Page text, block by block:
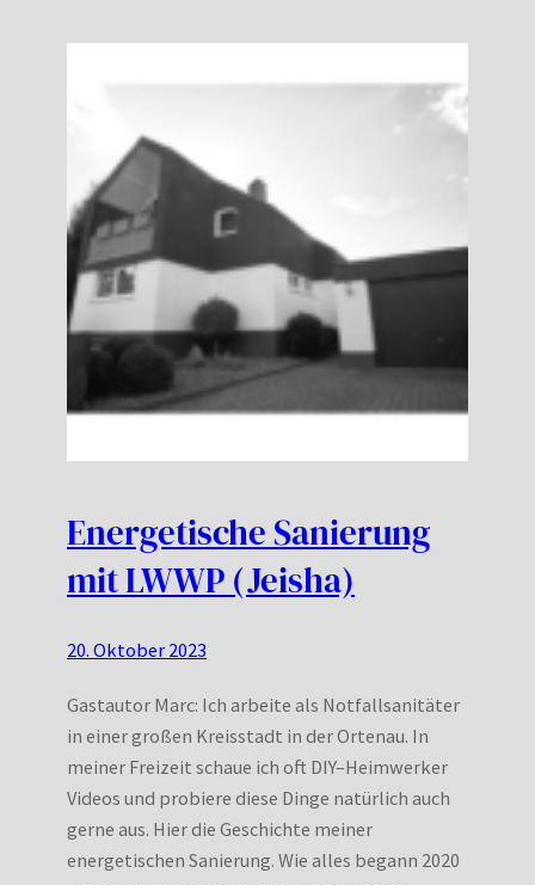
Energetische Sanierung
mit LWWP (Jeisha)
20. Oktober 2023
Gastautor Marc: Ich arbeite als Notfallsanitäter
in einer großen Kreisstadt in der Ortenau. In
meiner Freizeit schaue ich oft DIY–Heimwerker
Videos und probiere diese Dinge natürlich auch
gerne aus. Hier die Geschichte meiner
energetischen Sanierung. Wie alles begann 2020